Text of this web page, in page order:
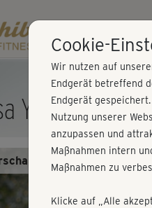
Yoga
- Anmelden und alles
Cookie-
Wir nutzen auf
Endgerät betreffend
Endgerät
Nutzung unserer
anzupassen und
Maßnahmen intern
Maßnahmen zu
Klicke auf „Alle